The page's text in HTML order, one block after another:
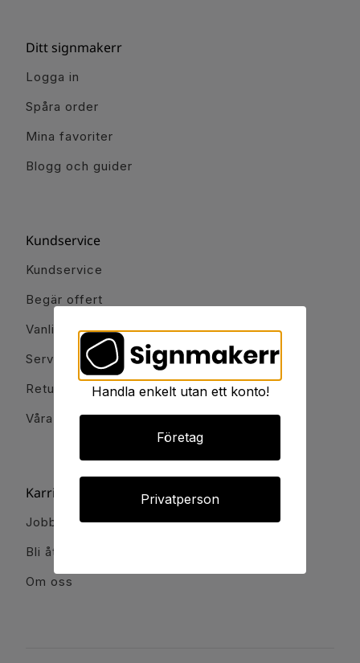
Ditt signmakerr
Logga in
Spåra order
Mina favoriter
Blogg och guider
Kundservice
Kundservice
Begär offert
Vanliga frågor
Servicetjänster
Retur och reklamation
Våra kontor
Karriär & Partnerskap
Jobba hos oss
Bli återförsäljare & partner
Om oss
Handla enkelt utan ett konto!
Företag
Privatperson